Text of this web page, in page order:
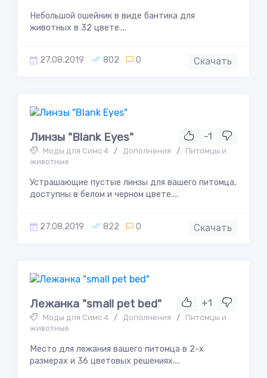
Небольшой ошейник в виде бантика для
животных в 32 цвете....
27.08.2019 802 0 Скачать
-1
Линзы "Blank Eyes"
Моды для Симс 4 / Дополнения /
Питомцы и
животные
Устрашающие пустые линзы для вашего питомца,
доступны в белом и черном цвете....
27.08.2019 822 0 Скачать
+1
Лежанка "small pet bed"
Моды для Симс 4 / Дополнения /
Питомцы и
животные
Место для лежания вашего питомца в 2-х
размерах и 36 цветовых решениях....